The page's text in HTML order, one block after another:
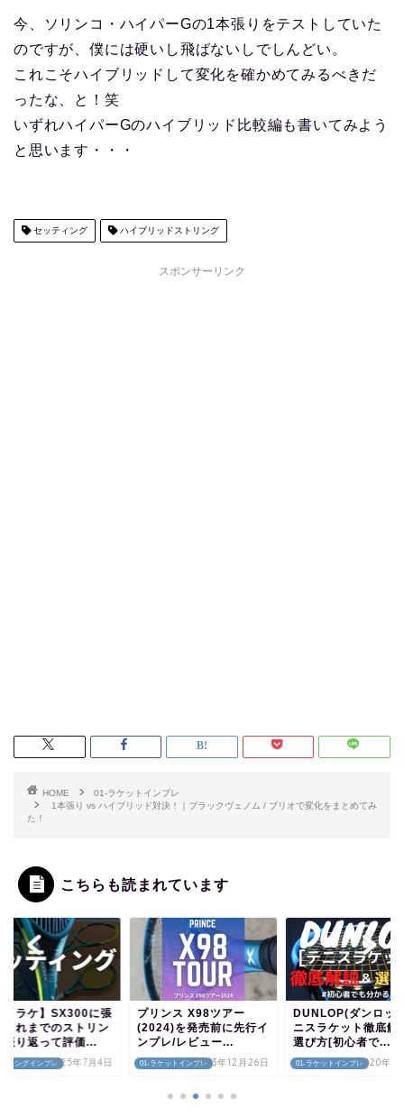
今、ソリンコ・ハイパーGの1本張りをテストしていた
のですが、僕には硬いし飛ばないしでしんどい。
これこそハイブリッドして変化を確かめてみるべきだ
ったな、と！笑
いずれハイパーGのハイブリッド比較編も書いてみよう
と思います・・・
セッティング ハイブリッドストリング
スポンサーリンク
HOME
01-ラケットインプレ
1本張り vs ハイブリッド対決！｜ブラックヴェノム / ブリオで変化をまとめてみ
た！
こちらも読まれています
リングインプレ
イラケ】SX300に張
これまでのストリン
振り返って評価...
2025年7月4日 01-ラケットインプレ
プリンス X98ツアー
(2024)を発売前に先行イ
ンプレ/レビュー...
2023年12月26日 01-ラケットインプレ
DUNLOP(ダンロッ
ニスラケット徹底解
選び方[初心者で...
2020年11